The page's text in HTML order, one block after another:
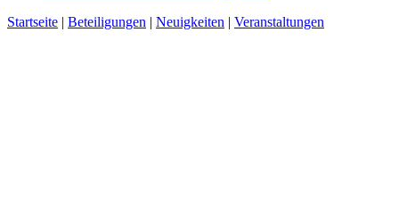
Startseite | Beteiligungen | Neuigkeiten | Veranstaltungen